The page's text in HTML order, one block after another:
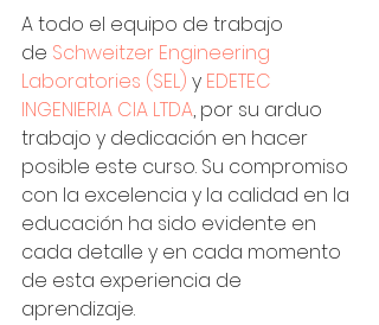
A todo el equipo de trabajo
de Schweitzer Engineering
Laboratories (SEL) y EDETEC
INGENIERIA CIA LTDA, por su arduo
trabajo y dedicación en hacer
posible este curso. Su compromiso
con la excelencia y la calidad en la
educación ha sido evidente en
cada detalle y en cada momento
de esta experiencia de
aprendizaje.